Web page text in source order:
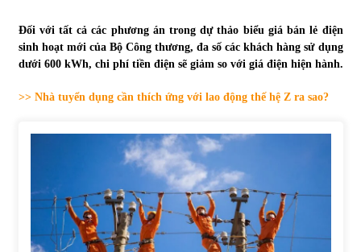
Tự doanh ngày 3.6.2022: CTCK mua ròng 28,7 tỷ đồng
06/06/2022
Top 10 tỷ phú giàu nhất thế giới – Bảng xếp hạng 2022
Bất ổn từ các cuộc đấu giá đất ở Thanh Hoá
31/05/2022
Tiền gửi vào ngân hàng tiếp tục tăng mạnh
Đối với tất cả các phương án trong dự thảo biểu giá bán lẻ điện
sinh hoạt mới của Bộ Công thương, đa số các khách hàng sử dụng
dưới 600 kWh, chi phí tiền điện sẽ giảm so với giá điện hiện hành.
>> Nhà tuyển dụng cần thích ứng với lao động thế hệ Z ra sao?